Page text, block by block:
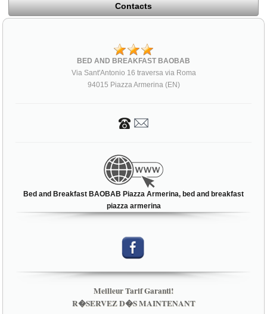
Contacts
BED AND BREAKFAST BAOBAB
Via Sant'Antonio 16 traversa via Roma
94015 Piazza Armerina (EN)
Bed and Breakfast BAOBAB Piazza Armerina, bed and breakfast
piazza armerina
Meilleur Tarif Garanti!
R�SERVEZ D�S MAINTENANT